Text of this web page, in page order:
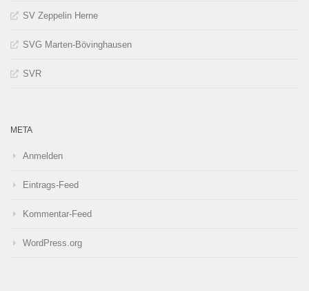
SV Zeppelin Herne
SVG Marten-Bövinghausen
SVR
META
Anmelden
Eintrags-Feed
Kommentar-Feed
WordPress.org